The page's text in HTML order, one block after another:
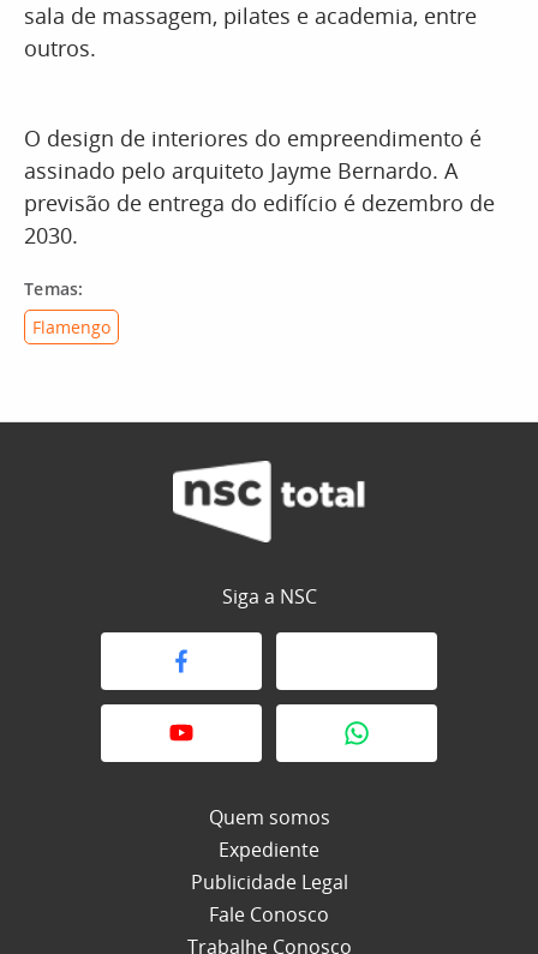
sala de massagem, pilates e academia, entre
outros.
O design de interiores do empreendimento é
assinado pelo arquiteto Jayme Bernardo. A
previsão de entrega do edifício é dezembro de
2030.
Temas:
Flamengo
Siga a NSC
Quem somos
Expediente
Publicidade Legal
Fale Conosco
Trabalhe Conosco